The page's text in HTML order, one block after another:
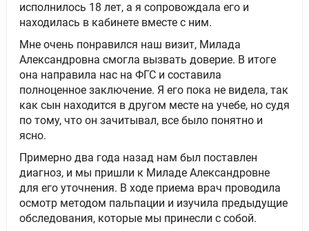
исполнилось 18 лет, а я сопровождала его и
находилась в кабинете вместе с ним.
Мне очень понравился наш визит, Милада
Александровна смогла вызвать доверие. В итоге
она направила нас на ФГС и составила
полноценное заключение. Я его пока не видела, так
как сын находится в другом месте на учебе, но судя
по тому, что он зачитывал, все было понятно и
ясно.
Примерно два года назад нам был поставлен
диагноз, и мы пришли к Миладе Александровне
для его уточнения. В ходе приема врач проводила
осмотр методом пальпации и изучила предыдущие
обследования, которые мы принесли с собой.